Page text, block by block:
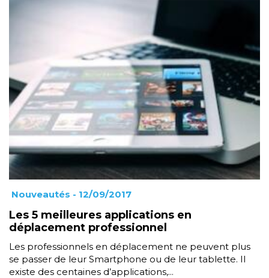
Nouveautés - 12/09/2017
Les 5 meilleures applications en
déplacement professionnel
Les professionnels en déplacement ne peuvent plus
se passer de leur Smartphone ou de leur tablette. Il
existe des centaines d’applications,...